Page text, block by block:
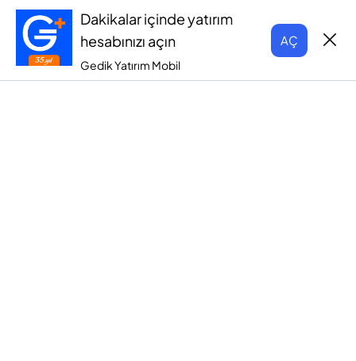
Dakikalar içinde yatırım
hesabınızı açın
Gedik Yatırım Mobil
AÇ